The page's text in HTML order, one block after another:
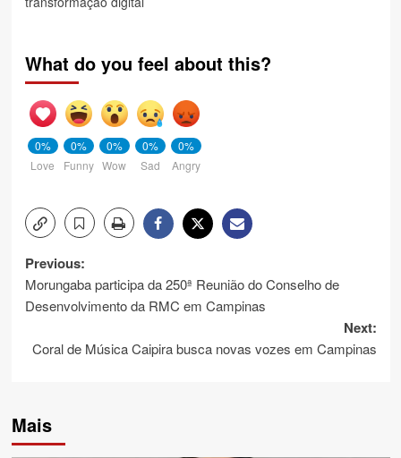
What do you feel about this?
0%
Love
0%
Funny
0%
Wow
0%
Sad
0%
Angry
Post
navigation
Previous:
Morungaba participa da 250ª Reunião do Conselho de
Desenvolvimento da RMC em Campinas
Next:
Coral de Música Caipira busca novas vozes em Campinas
Mais